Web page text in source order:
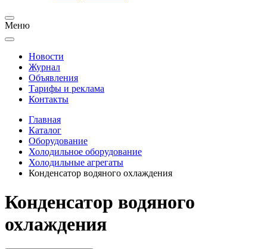
Меню
Новости
Журнал
Объявления
Тарифы и реклама
Контакты
Главная
Каталог
Оборудование
Холодильное оборудование
Холодильные агрегаты
Конденсатор водяного охлаждения
Конденсатор водяного
охлаждения